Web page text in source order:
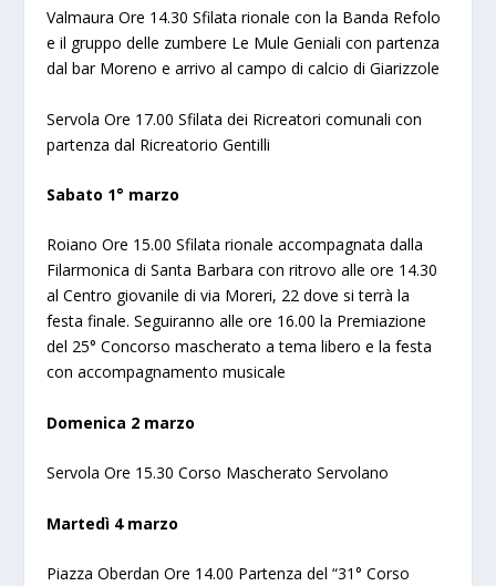
Valmaura Ore 14.30 Sfilata rionale con la Banda Refolo
e il gruppo delle zumbere Le Mule Geniali con partenza
dal bar Moreno e arrivo al campo di calcio di Giarizzole
Servola Ore 17.00 Sfilata dei Ricreatori comunali con
partenza dal Ricreatorio Gentilli
Sabato 1° marzo
Roiano Ore 15.00 Sfilata rionale accompagnata dalla
Filarmonica di Santa Barbara con ritrovo alle ore 14.30
al Centro giovanile di via Moreri, 22 dove si terrà la
festa finale. Seguiranno alle ore 16.00 la Premiazione
del 25° Concorso mascherato a tema libero e la festa
con accompagnamento musicale
Domenica 2 marzo
Servola Ore 15.30 Corso Mascherato Servolano
Martedì 4 marzo
Piazza Oberdan Ore 14.00 Partenza del “31° Corso